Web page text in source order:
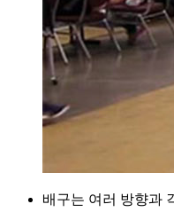
배구는 여러 방향과